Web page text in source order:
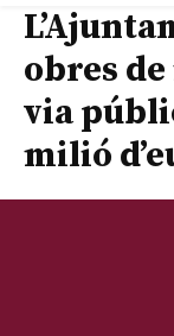
obres
via
milió